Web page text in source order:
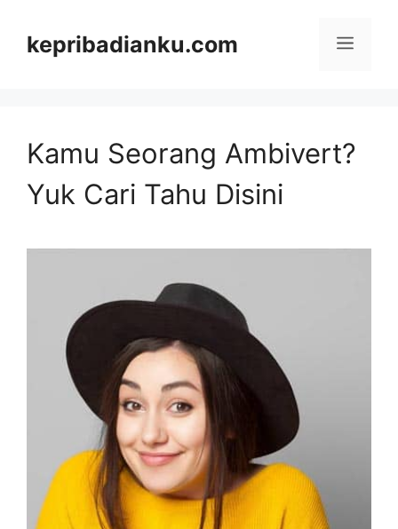
kepribadianku.com Menu
Kamu Seorang Ambivert?
Yuk Cari Tahu Disini